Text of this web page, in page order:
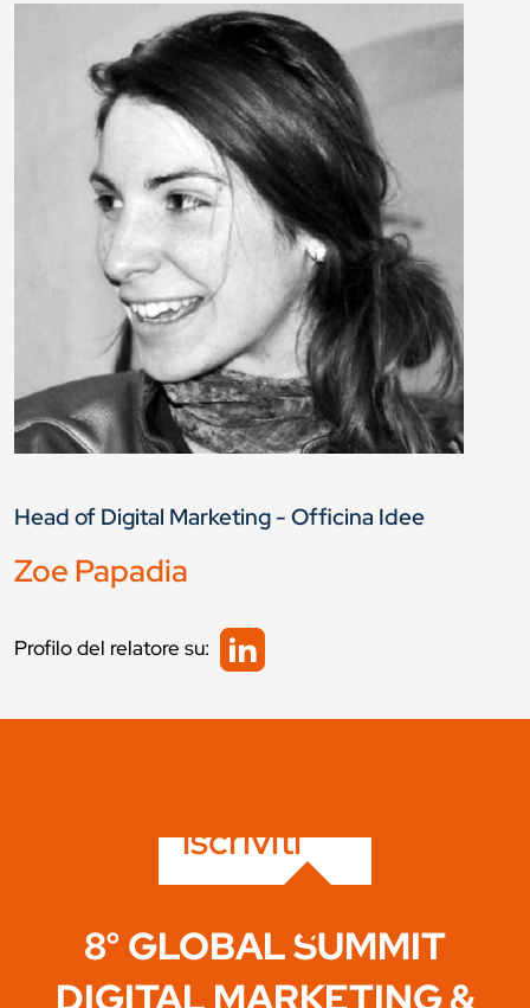
Head of Digital Marketing - Officina Idee
Zoe Papadia
Profilo del relatore su:
iscriviti
8° GLOBAL SUMMIT